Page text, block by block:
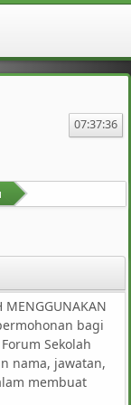
07:37:36
MENGGUNAKAN
bagi
Sekolah
nama, jawatan,
membuat